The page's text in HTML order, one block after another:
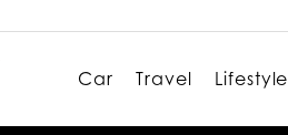
Car Travel Lifestyle